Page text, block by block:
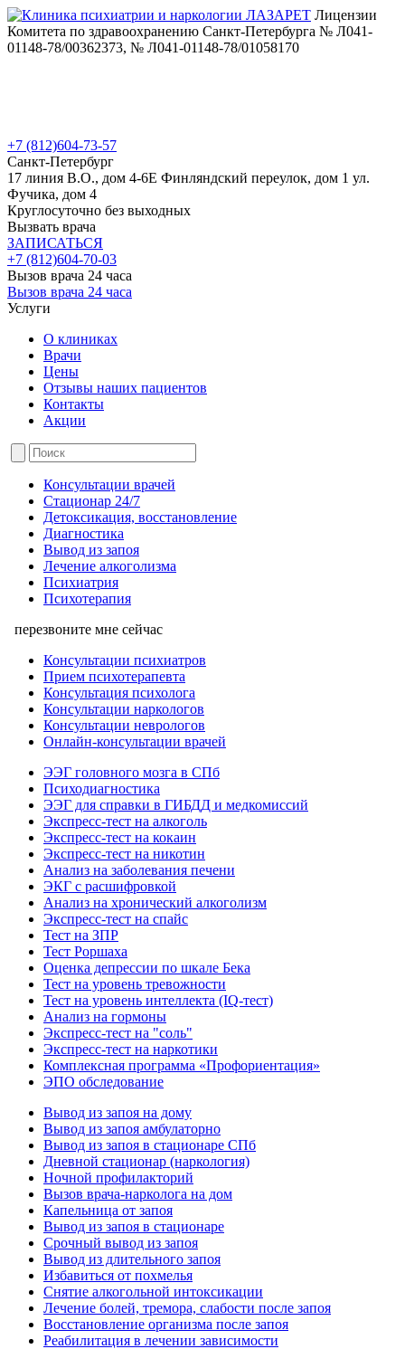
Лицензии
Комитета по здравоохранению Санкт-Петербурга № Л041-
01148-78/00362373, № Л041-01148-78/01058170
+7 (812)604-73-57
Санкт-Петербург
17 линия В.О., дом 4-6Е Финляндский переулок, дом 1 ул.
Фучика, дом 4
Круглосуточно без выходных
Вызвать врача
ЗАПИСАТЬСЯ
+7 (812)604-70-03
Вызов врача 24 часа
Вызов врача 24 часа
Услуги
О клиниках
Врачи
Цены
Отзывы наших пациентов
Контакты
Акции
Консультации врачей
Стационар 24/7
Детоксикация, восстановление
Диагностика
Вывод из запоя
Лечение алкоголизма
Психиатрия
Психотерапия
перезвоните мне сейчас
Консультации психиатров
Прием психотерапевта
Консультация психолога
Консультации наркологов
Консультации неврологов
Онлайн-консультации врачей
ЭЭГ головного мозга в СПб
Психодиагностика
ЭЭГ для справки в ГИБДД и медкомиссий
Экспресс-тест на алкоголь
Экспресс-тест на кокаин
Экспресс-тест на никотин
Анализ на заболевания печени
ЭКГ с расшифровкой
Анализ на хронический алкоголизм
Экспресс-тест на спайс
Тест на ЗПР
Тест Роршаха
Оценка депрессии по шкале Бека
Тест на уровень тревожности
Тест на уровень интеллекта (IQ-тест)
Анализ на гормоны
Экспресс-тест на "соль"
Экспресс-тест на наркотики
Комплексная программа «Профориентация»
ЭПО обследование
Вывод из запоя на дому
Вывод из запоя амбулаторно
Вывод из запоя в стационаре СПб
Дневной стационар (наркология)
Ночной профилакторий
Вызов врача-нарколога на дом
Капельница от запоя
Вывод из запоя в стационаре
Срочный вывод из запоя
Вывод из длительного запоя
Избавиться от похмелья
Снятие алкогольной интоксикации
Лечение болей, тремора, слабости после запоя
Восстановление организма после запоя
Реабилитация в лечении зависимости